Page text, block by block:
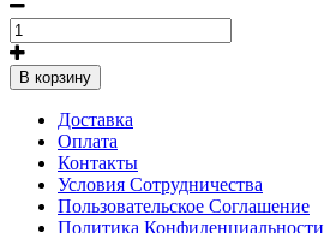
В корзину
Доставка
Оплата
Контакты
Условия Сотрудничества
Пользовательское Соглашение
Политика Конфиденциальности